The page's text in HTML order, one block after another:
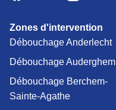
Zones d'intervention
Débouchage Anderlecht
Débouchage Auderghem
Débouchage Berchem-
Sainte-Agathe